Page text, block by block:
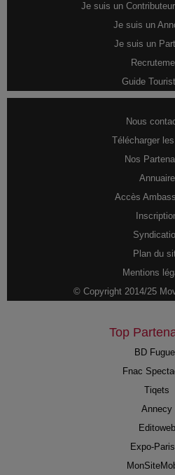
Je suis un
Je suis un
Je suis un
Guide
Nous
Télécharger
Nos
Annuaire
Accès
Plan du
Mentions
© Copyright 2014/25
Top
BD
Fnac
Tiqets
Annecy
Editoweb
Expo-